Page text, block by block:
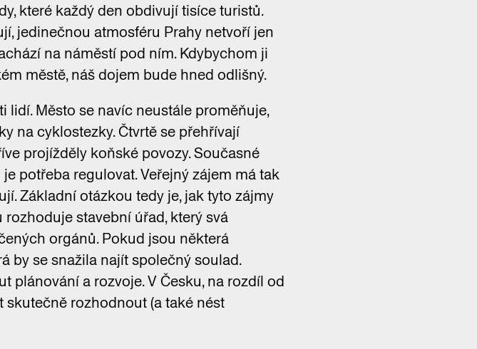
které každý den obdivují tisíce turistů.
jedinečnou atmosféru Prahy netvoří jen
na náměstí pod ním. Kdybychom ji
městě, náš dojem bude hned odlišný.
Město se navíc neustále proměňuje,
na cyklostezky. Čtvrtě se přehřívají
projížděly koňské povozy. Současné
potřeba regulovat. Veřejný zájem má tak
Základní otázkou tedy je, jak tyto zájmy
stavební úřad, který svá
orgánů. Pokud jsou některá
by se snažila najít společný soulad.
plánování a rozvoje. V Česku, na rozdíl od
rozhodnout (a také nést